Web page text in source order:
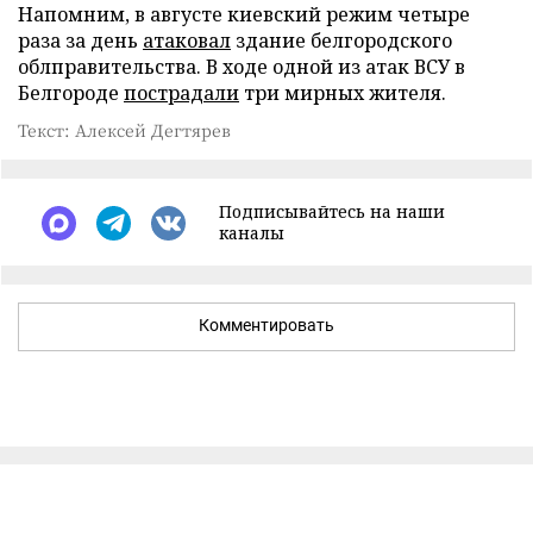
Напомним, в августе киевский режим четыре
раза за день атаковал здание белгородского
облправительства. В ходе одной из атак ВСУ в
Белгороде пострадали три мирных жителя.
Текст: Алексей Дегтярев
Подписывайтесь на наши
каналы
Комментировать